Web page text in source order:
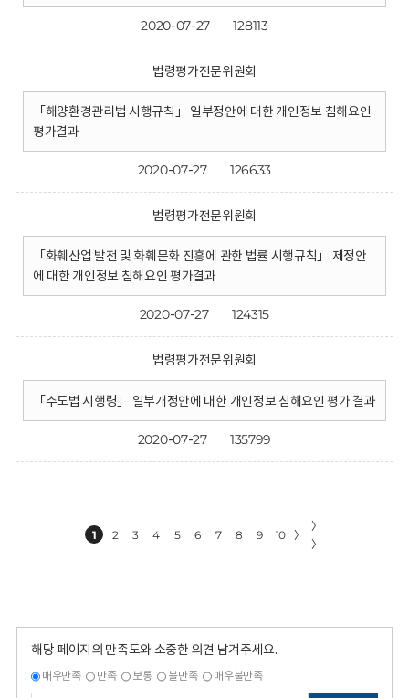
2020-07-27 128113
법령평가전문위원회
「해양환경관리법 시행규칙」 일부정안에 대한 개인정보 침해요인
평가결과
2020-07-27 126633
법령평가전문위원회
「화훼산업 발전 및 화훼문화 진흥에 관한 법률 시행규칙」 제정안
에 대한 개인정보 침해요인 평가결과
2020-07-27 124315
법령평가전문위원회
「수도법 시행령」 일부개정안에 대한 개인정보 침해요인 평가 결과
2020-07-27 135799
1 2 3 4 5 6 7 8 9 10 〉
〉
〉
해당 페이지의 만족도와 소중한 의견 남겨주세요.
매우만족 만족 보통 불만족 매우불만족